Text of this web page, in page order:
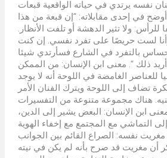
نفسه يرتدي في حياته الواقعية قبعات
في إحدى مقابلاته: “إن قبعة من هذا
للرأس: ولا تثير الدهشة أو تلفت الأنظار.
وأنا لست حريصًا على تفرد نفسي. إن كنت
بالتفرد في الشارع فسأرتدي شيئا
ذلك “. معنى ابن الإنسان: من الممكن
للعناصر الغامضة في اللوحة أنه لا يوجد
تضاف إلى اللوحة ويترك الفنان الأمر
هناك مجموعة متنوعة من التفسيرات
ابن الإنسان: البعض يشير إلى الدين،
التماشي مع المجتمع مع إخفاء الهوية
مغريت نفسه: الصراع القائم بين الجوانب
أن مغريت قد صرح بأنه لم يكن في نيته